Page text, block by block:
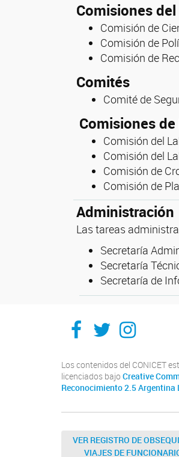
Comisiones
Comisión de
Comisión de
Comisión de
Comités
Comité de
Comisiones
Comisión del
Comisión del
Comisión de
Comisión de
Administración
Las tareas
Secretaría
Secretaría
Secretaría de
Facebook
Twitter
Los contenidos del CONICET
licenciados bajo Creative
Reconocimiento 2.5 Argentina
VER REGISTRO DE
VIAJES DE